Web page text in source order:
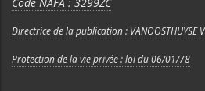
Directrice de la publication : VANOOSTHUYSE
Protection de la vie privée : loi du 06/01/78